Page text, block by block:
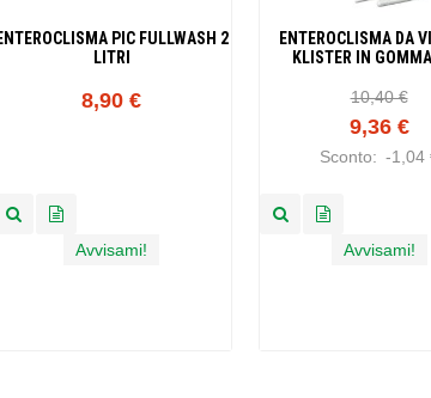
ENTEROCLISMA PIC FULLWASH 2
LITRI
8,90 €
Avvisami!
ENTEROCLISMA DA
KLISTER IN
LITRI
10,40 €
9,36 €
Sconto: -1,04
Avvisami!